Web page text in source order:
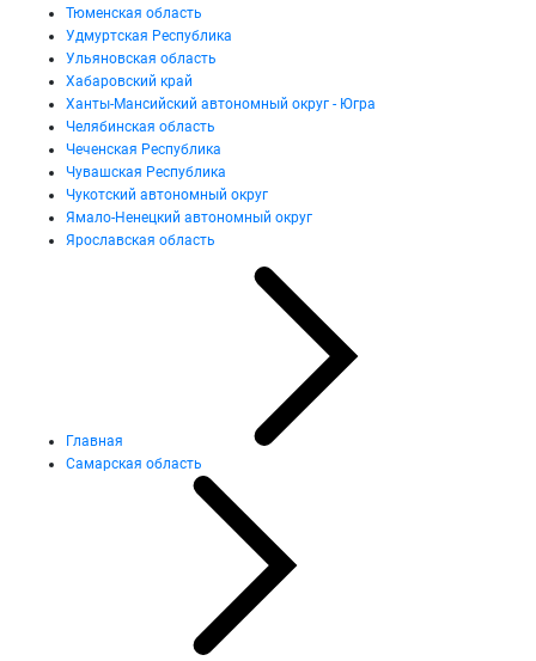
Тюменская область
Удмуртская Республика
Ульяновская область
Хабаровский край
Ханты-Мансийский автономный округ - Югра
Челябинская область
Чеченская Республика
Чувашская Республика
Чукотский автономный округ
Ямало-Ненецкий автономный округ
Ярославская область
Главная
Самарская область